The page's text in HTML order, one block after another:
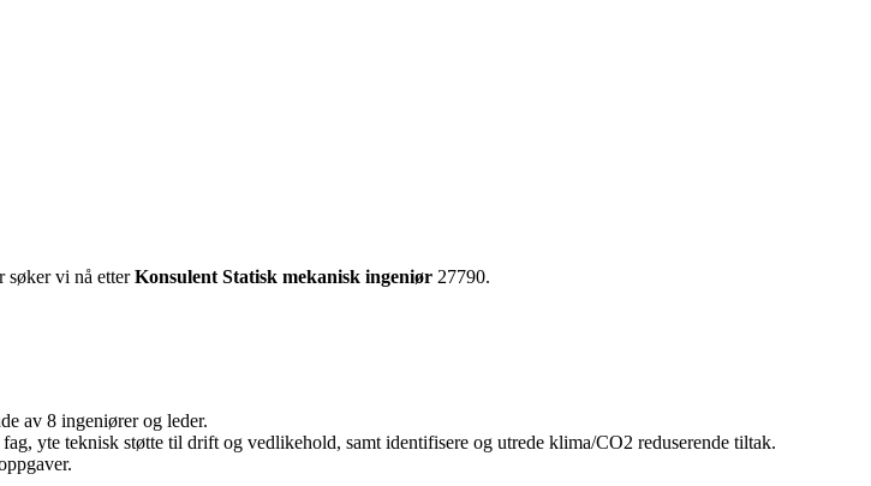
søker vi nå etterKonsulent Statisk mekanisk ingeniør 27790.
av 8 ingeniører og leder.
yte teknisk støtte til drift og vedlikehold, samt identifisere og utrede klima/CO2 reduserende tiltak.